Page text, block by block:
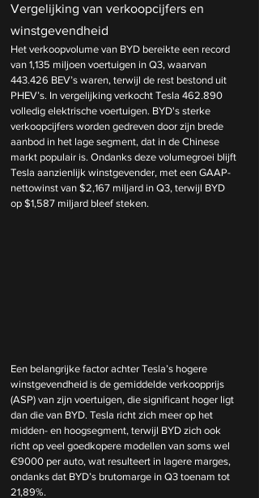
Vergelijking van verkoopcijfers en
winstgevendheid
Het verkoopvolume van BYD bereikte een record
van 1,135 miljoen voertuigen in Q3, waarvan
443.426 BEV’s waren, terwijl de rest bestond uit
PHEV’s. In vergelijking verkocht Tesla 462.890
volledig elektrische voertuigen. BYD's sterke
verkoopcijfers worden gedreven door zijn brede
aanbod in het lage segment, dat in de Chinese
markt populair is. Ondanks deze volumegroei blijft
Tesla aanzienlijk winstgevender, met een GAAP-
nettowinst van $2,167 miljard in Q3, terwijl BYD
op $1,587 miljard bleef steken.
Een belangrijke factor achter Tesla’s hogere
winstgevendheid is de gemiddelde verkoopprijs
(ASP) van zijn voertuigen, die significant hoger ligt
dan die van BYD. Tesla richt zich meer op het
midden- en hoogsegment, terwijl BYD zich ook
richt op veel goedkopere modellen van soms wel
€9000 per auto, wat resulteert in lagere marges,
ondanks dat BYD’s brutomarge in Q3 toenam tot
21,89%.